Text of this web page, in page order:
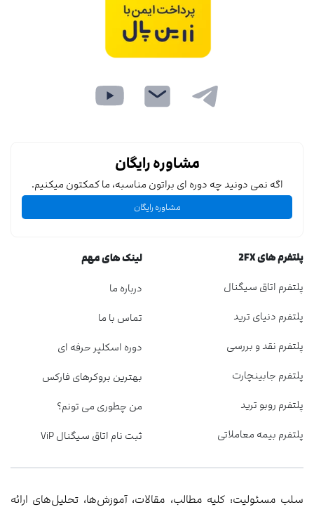
مشاوره رایگان
اگه نمی دونید چه دوره ای براتون مناسبه، ما کمکتون میکنیم.
مشاوره رایگان
پلتفرم های 2FX
پلتفرم اتاق سیگنال
پلتفرم دنیای ترید
پلتفرم نقد و بررسی
پلتفرم جابینچارت
پلتفرم روبو ترید
پلتفرم بیمه معاملاتی
لینک های مهم
درباره ما
تماس با ما
دوره اسکلپر حرفه ای
بهترین بروکرهای فارکس
من چطوری می تونم؟
ثبت نام اتاق سیگنال ViP
سلب مسئولیت: کلیه مطالب، مقالات، آموزش‌ها، تحلیل‌های ارائه